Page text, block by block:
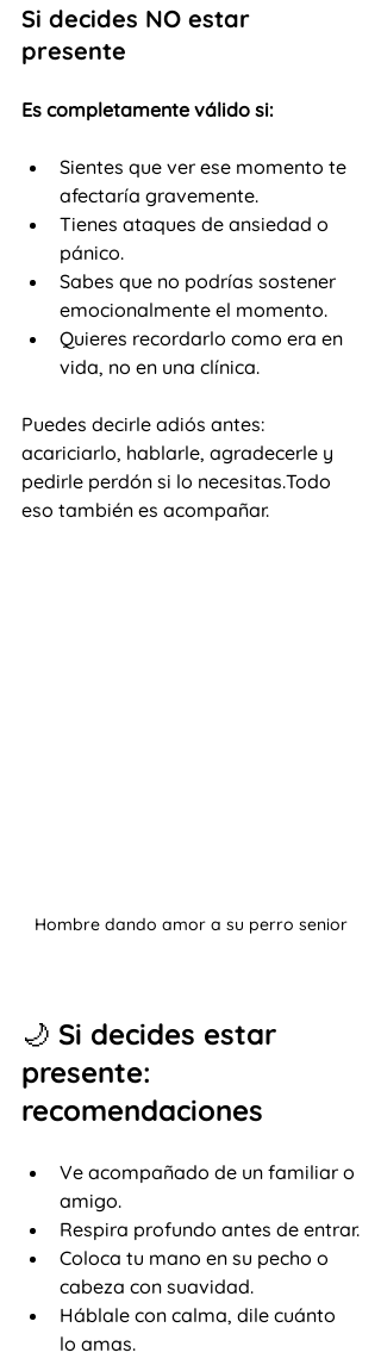
Si decides NO estar
presente
Es completamente válido si:
Sientes que ver ese momento te
afectaría gravemente.
Tienes ataques de ansiedad o
pánico.
Sabes que no podrías sostener
emocionalmente el momento.
Quieres recordarlo como era en
vida, no en una clínica.
Puedes decirle adiós antes:
acariciarlo, hablarle, agradecerle y
pedirle perdón si lo necesitas.Todo
eso también es acompañar.
Hombre dando amor a su perro senior
🌙 Si decides estar
presente:
recomendaciones
Ve acompañado de un familiar o
amigo.
Respira profundo antes de entrar.
Coloca tu mano en su pecho o
cabeza con suavidad.
Háblale con calma, dile cuánto
lo amas.